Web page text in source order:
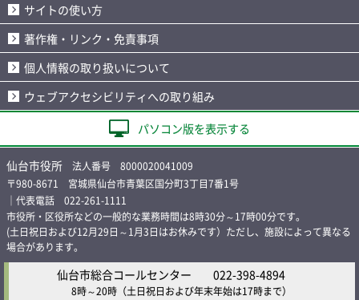
サイトの使い方
著作権・リンク・免責事項
個人情報の取り扱いについて
ウェブアクセシビリティへの取り組み
パソコン版を表示する
仙台市役所 法人番号 8000020041009
〒980-8671 宮城県仙台市青葉区国分町3丁目7番1号
｜代表電話 022-261-1111
市役所・区役所などの一般的な業務時間は8時30分～17時00分です。
(土日祝日および12月29日～1月3日はお休みです）ただし、施設によって異なる
場合があります。
仙台市総合コールセンター 022-398-4894
8時～20時 （土日祝日および年末年始は17時まで）